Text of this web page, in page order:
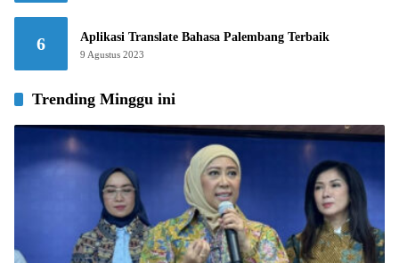
6 Aplikasi Translate Bahasa Palembang Terbaik
9 Agustus 2023
Trending Minggu ini